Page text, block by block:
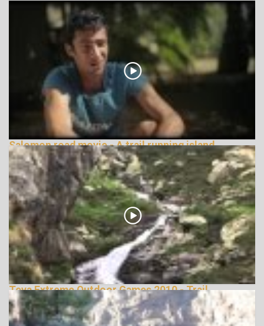
Salomon road movie - A trail running island
148676 Nézetek
Teva Extreme Outdoor Games 2010 - Trail
Running
146099 Nézetek